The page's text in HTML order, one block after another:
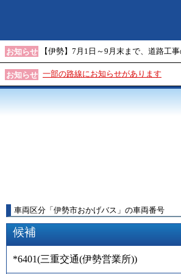
お知らせ 【伊勢】7月1日～9月末まで、道路工
お知らせ 一部の路線にお知らせがあります
車両区分 「 伊勢市おかげバス 」 の車両番号
候補
*6401(三重交通(伊勢営業所))